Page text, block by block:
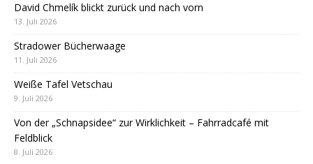
David Chmelík blickt zurück und nach vorn
13. Juli 2026
Stradower Bücherwaage
11. Juli 2026
Weiße Tafel Vetschau
9. Juli 2026
Von der „Schnapsidee“ zur Wirklichkeit – Fahrradcafé mit
Feldblick
8. Juli 2026